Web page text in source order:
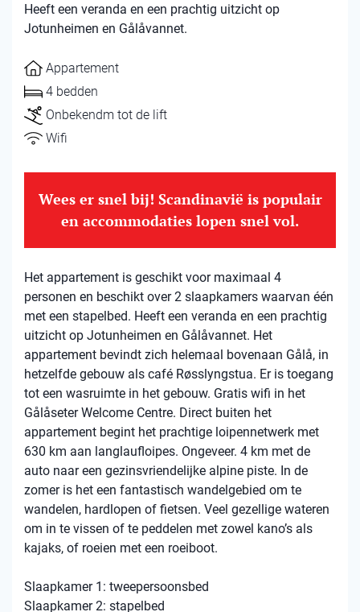
Heeft een veranda en een prachtig uitzicht op
Jotunheimen en Gålåvannet.
Appartement
4 bedden
Onbekendm tot de lift
Wifi
Wees er snel bij! Scandinavië is populair
en accommodaties lopen snel vol.
Het appartement is geschikt voor maximaal 4
personen en beschikt over 2 slaapkamers waarvan één
met een stapelbed. Heeft een veranda en een prachtig
uitzicht op Jotunheimen en Gålåvannet. Het
appartement bevindt zich helemaal bovenaan Gålå, in
hetzelfde gebouw als café Røsslyngstua. Er is toegang
tot een wasruimte in het gebouw. Gratis wifi in het
Gålåseter Welcome Centre. Direct buiten het
appartement begint het prachtige loipennetwerk met
630 km aan langlaufloipes. Ongeveer. 4 km met de
auto naar een gezinsvriendelijke alpine piste. In de
zomer is het een fantastisch wandelgebied om te
wandelen, hardlopen of fietsen. Veel gezellige wateren
om in te vissen of te peddelen met zowel kano’s als
kajaks, of roeien met een roeiboot.
Slaapkamer 1: tweepersoonsbed
Slaapkamer 2: stapelbed